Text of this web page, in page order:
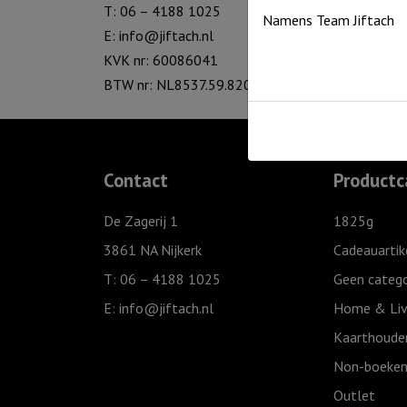
T: 06 – 4188 1025
E: info@jiftach.nl
KVK nr: 60086041
BTW nr: NL8537.59.820.B01
Contact
De Zagerij 1
3861 NA Nijkerk
T: 06 – 4188 1025
E: info@jiftach.nl
1825g
Geen
Home &
Non-
Outlet
Namens Team Jiftach